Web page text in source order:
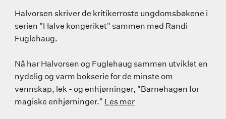
Halvorsen skriver de kritikerroste ungdomsbøkene i
serien "Halve kongeriket" sammen med Randi
Fuglehaug.
Nå har Halvorsen og Fuglehaug sammen utviklet en
nydelig og varm bokserie for de minste om
vennskap, lek - og enhjørninger, "Barnehagen for
magiske enhjørninger." Les mer